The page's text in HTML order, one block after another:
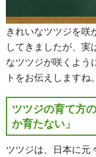
きれいなツツジを咲
してきましたが、実
なツツジが咲くよう
トをお伝えしますね。
ツツジの育て方
か育たない」
ツツジは、日本に元